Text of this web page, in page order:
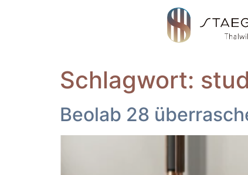
Schlagwort:
Beolab 28